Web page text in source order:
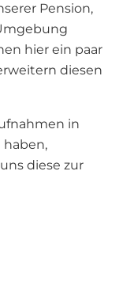
Pension,
hier ein paar
diesen
in
diese zur